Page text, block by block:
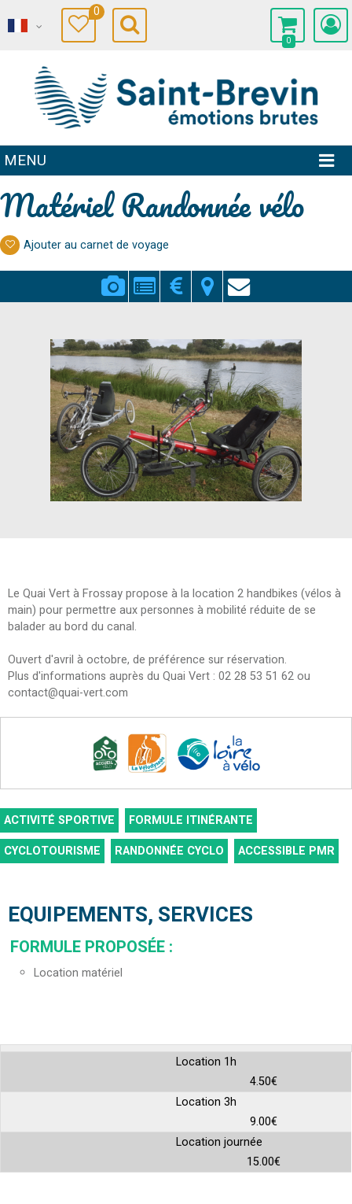
0
0
MENU
Matériel Randonnée vélo
Ajouter au carnet de voyage
Le Quai Vert à Frossay propose à la location 2 handbikes (vélos à
main) pour permettre aux personnes à mobilité réduite de se
balader au bord du canal.
Ouvert d'avril à octobre, de préférence sur réservation.
Plus d'informations auprès du Quai Vert : 02 28 53 51 62 ou
contact@quai-vert.com
ACTIVITÉ SPORTIVE
FORMULE ITINÉRANTE
CYCLOTOURISME
RANDONNÉE CYCLO ACCESSIBLE PMR
EQUIPEMENTS, SERVICES
FORMULE PROPOSÉE :
Location matériel
Location 1h
4.50€
Location 3h
9.00€
Location journée
15.00€